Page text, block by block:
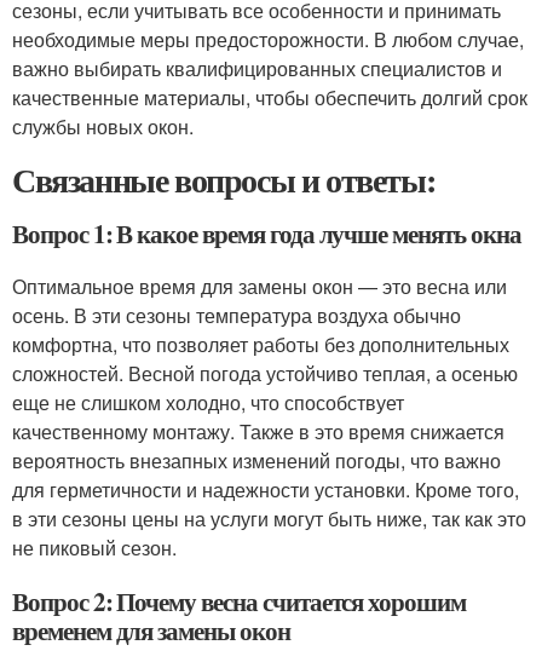
сезоны, если учитывать все особенности и принимать
необходимые меры предосторожности. В любом случае,
важно выбирать квалифицированных специалистов и
качественные материалы, чтобы обеспечить долгий срок
службы новых окон.
Связанные вопросы и ответы:
Вопрос 1: В какое время года лучше менять окна
Оптимальное время для замены окон — это весна или
осень. В эти сезоны температура воздуха обычно
комфортна, что позволяет работы без дополнительных
сложностей. Весной погода устойчиво теплая, а осенью
еще не слишком холодно, что способствует
качественному монтажу. Также в это время снижается
вероятность внезапных изменений погоды, что важно
для герметичности и надежности установки. Кроме того,
в эти сезоны цены на услуги могут быть ниже, так как это
не пиковый сезон.
Вопрос 2: Почему весна считается хорошим
временем для замены окон